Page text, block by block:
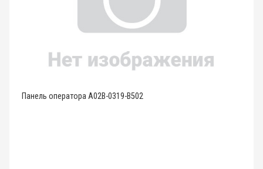
Панель оператора A02B-0319-B502